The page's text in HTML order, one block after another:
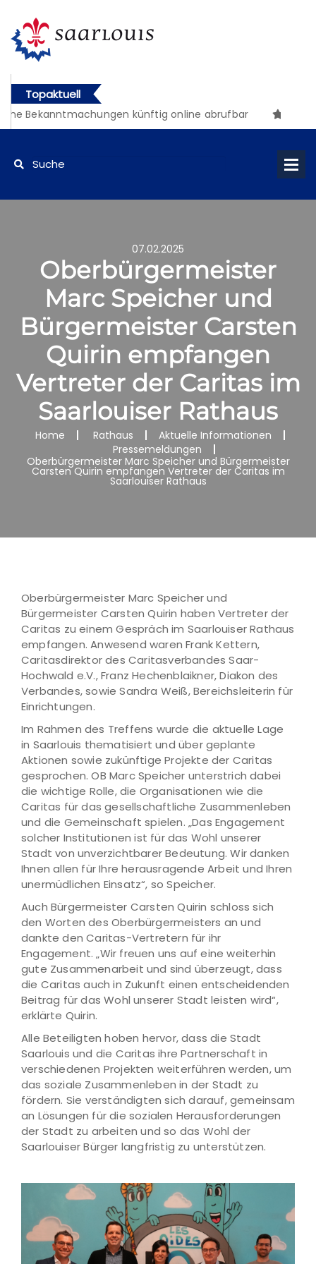
Topaktuell
Bekanntmachungen künftig online abrufbar
07.02.2025
Oberbürgermeister
Marc Speicher und
Bürgermeister Carsten
Quirin empfangen
Vertreter der Caritas im
Saarlouiser Rathaus
Home Rathaus
Aktuelle Informationen
Pressemeldungen
Oberbürgermeister Marc Speicher und Bürgermeister
Carsten Quirin empfangen Vertreter der Caritas im
Saarlouiser Rathaus
Oberbürgermeister Marc Speicher und
Bürgermeister Carsten Quirin haben Vertreter der
Caritas zu einem Gespräch im Saarlouiser Rathaus
empfangen. Anwesend waren Frank Kettern,
Caritasdirektor des Caritasverbandes Saar-
Hochwald e.V., Franz Hechenblaikner, Diakon des
Verbandes, sowie Sandra Weiß, Bereichsleiterin für
Einrichtungen.
Im Rahmen des Treffens wurde die aktuelle Lage
in Saarlouis thematisiert und über geplante
Aktionen sowie zukünftige Projekte der Caritas
gesprochen. OB Marc Speicher unterstrich dabei
die wichtige Rolle, die Organisationen wie die
Caritas für das gesellschaftliche Zusammenleben
und die Gemeinschaft spielen. „Das Engagement
solcher Institutionen ist für das Wohl unserer
Stadt von unverzichtbarer Bedeutung. Wir danken
Ihnen allen für Ihre herausragende Arbeit und Ihren
unermüdlichen Einsatz“, so Speicher.
Auch Bürgermeister Carsten Quirin schloss sich
den Worten des Oberbürgermeisters an und
dankte den Caritas-Vertretern für ihr
Engagement. „Wir freuen uns auf eine weiterhin
gute Zusammenarbeit und sind überzeugt, dass
die Caritas auch in Zukunft einen entscheidenden
Beitrag für das Wohl unserer Stadt leisten wird“,
erklärte Quirin.
Alle Beteiligten hoben hervor, dass die Stadt
Saarlouis und die Caritas ihre Partnerschaft in
verschiedenen Projekten weiterführen werden, um
das soziale Zusammenleben in der Stadt zu
fördern. Sie verständigten sich darauf, gemeinsam
an Lösungen für die sozialen Herausforderungen
der Stadt zu arbeiten und so das Wohl der
Saarlouiser Bürger langfristig zu unterstützen.